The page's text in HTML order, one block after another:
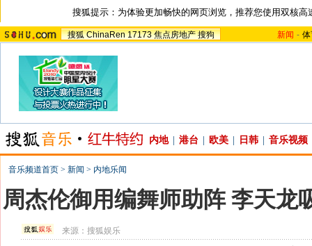
搜狐提示：为体验更加畅快的网页浏览，推荐您使用双核高
搜狐 ChinaRen 17173 焦点房地产 搜狗 新闻 -
内地 港台 欧美 日韩 音乐视频
音乐频道首页 > 新闻 > 内地乐闻
周杰伦御用编舞师助阵 李天龙
来源：搜狐娱乐